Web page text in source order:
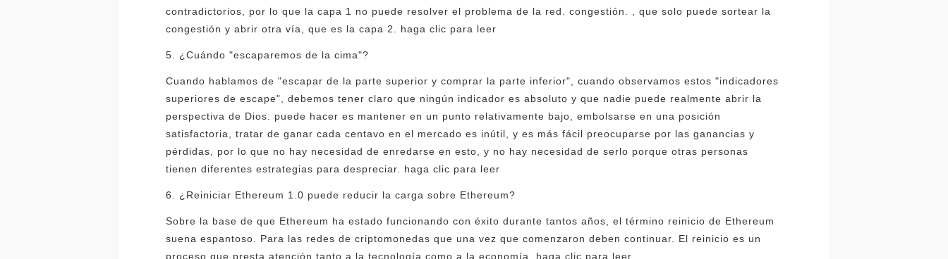
contradictorios, por lo que la capa 1 no puede resolver el problema de la red. congestión. , que solo puede sortear la
congestión y abrir otra vía, que es la capa 2. haga clic para leer
5. ¿Cuándo "escaparemos de la cima"?
Cuando hablamos de "escapar de la parte superior y comprar la parte inferior", cuando observamos estos "indicadores
superiores de escape", debemos tener claro que ningún indicador es absoluto y que nadie puede realmente abrir la
perspectiva de Dios. puede hacer es mantener en un punto relativamente bajo, embolsarse en una posición
satisfactoria, tratar de ganar cada centavo en el mercado es inútil, y es más fácil preocuparse por las ganancias y
pérdidas, por lo que no hay necesidad de enredarse en esto, y no hay necesidad de serlo porque otras personas
tienen diferentes estrategias para despreciar. haga clic para leer
6. ¿Reiniciar Ethereum 1.0 puede reducir la carga sobre Ethereum?
Sobre la base de que Ethereum ha estado funcionando con éxito durante tantos años, el término reinicio de Ethereum
suena espantoso. Para las redes de criptomonedas que una vez que comenzaron deben continuar. El reinicio es un
proceso que presta atención tanto a la tecnología como a la economía. haga clic para leer